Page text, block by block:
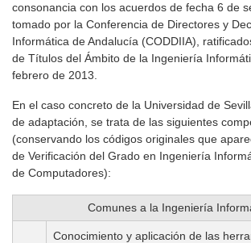
consonancia con los acuerdos de fecha 6 de
tomado por la Conferencia de Directores y
Informática de Andalucía (CODDIIA),
de Títulos del Ámbito de la Ingeniería
febrero de 2013.
En el caso concreto de la Universidad de
de adaptación, se trata de las siguientes
(conservando los códigos originales que
de Verificación del Grado en Ingeniería
de Computadores):
Comunes a la Ingeniería
Conocimiento y aplicación de las